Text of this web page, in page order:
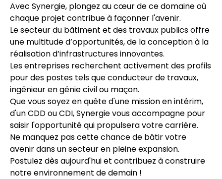
Avec Synergie, plongez au cœur de ce domaine où
chaque projet contribue à façonner l'avenir.
Le secteur du bâtiment et des travaux publics offre
une multitude d’opportunités, de la conception à la
réalisation d’infrastructures innovantes.
Les entreprises recherchent activement des profils
pour des postes tels que conducteur de travaux,
ingénieur en génie civil ou maçon.
Que vous soyez en quête d'une mission en intérim,
d'un CDD ou CDI, Synergie vous accompagne pour
saisir l'opportunité qui propulsera votre carrière.
Ne manquez pas cette chance de bâtir votre
avenir dans un secteur en pleine expansion.
Postulez dès aujourd'hui et contribuez à construire
notre environnement de demain !